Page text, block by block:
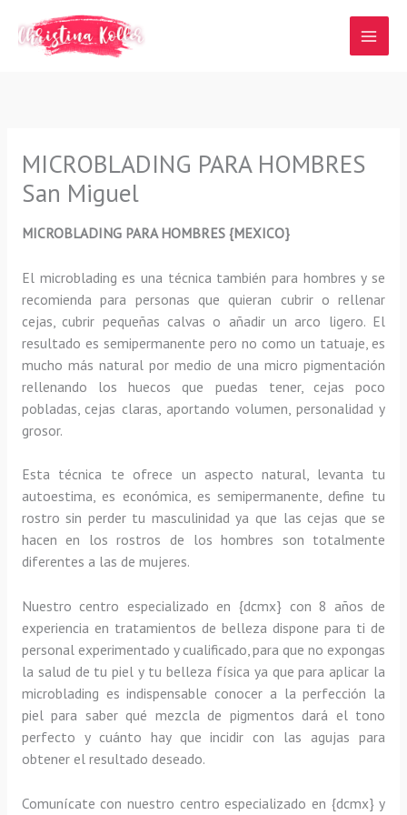
contenido
MICROBLADING PARA HOMBRES
San Miguel
MICROBLADING PARA HOMBRES {MEXICO}
El microblading es una técnica también para hombres y se
recomienda para personas que quieran cubrir o rellenar
cejas, cubrir pequeñas calvas o añadir un arco ligero.El
resultado es semipermanente pero no como un tatuaje, es
mucho más natural por medio de una micro pigmentación
rellenando los huecos que puedas tener, cejas poco
pobladas, cejas claras, aportando volumen, personalidad y
grosor.
Esta técnica te ofrece un aspecto natural, levanta tu
autoestima, es económica, es semipermanente, define tu
rostro sin perder tu masculinidad ya que las cejas que se
hacen en los rostros de los hombres son totalmente
diferentes a las de mujeres.
Nuestro centro especializado en {dcmx} con 8 años de
experiencia en tratamientos de belleza dispone para ti de
personal experimentado y cualificado, para que no expongas
la salud de tu piel y tu belleza física ya que para aplicar la
microblading es indispensable conocer a la perfección la
piel para saber qué mezcla de pigmentos dará el tono
perfecto y cuánto hay que incidir con las agujas para
obtener el resultado deseado.
Comunícate con nuestro centro especializado en {dcmx} y